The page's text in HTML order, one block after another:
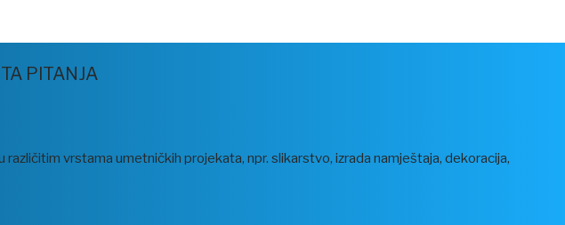
PITANJA
vrstama umetničkih projekata, npr. slikarstvo, izrada namještaja, dekoracija,